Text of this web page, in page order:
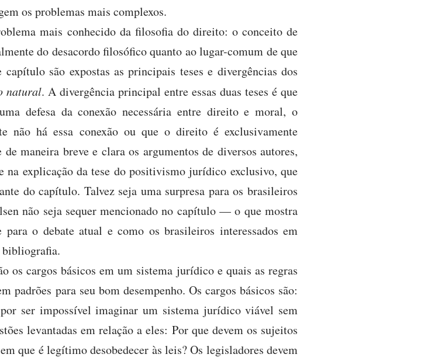
os problemas mais complexos.
mais conhecido da filosofia do direito: o conceito de
do desacordo filosófico quanto ao lugar-comum de que
são expostas as principais teses e divergências dos
natural. A divergência principal entre essas duas teses é que
defesa da conexão necessária entre direito e moral, o
não há essa conexão ou que o direito é exclusivamente
maneira breve e clara os argumentos de diversos autores,
na explicação da tese do positivismo jurídico exclusivo, que
do capítulo. Talvez seja uma surpresa para os brasileiros
não seja sequer mencionado no capítulo — o que mostra
o debate atual e como os brasileiros interessados em
bibliografia.
os cargos básicos em um sistema jurídico e quais as regras
padrões para seu bom desempenho. Os cargos básicos são:
ser impossível imaginar um sistema jurídico viável sem
levantadas em relação a eles: Por que devem os sujeitos
que é legítimo desobedecer às leis? Os legisladores devem